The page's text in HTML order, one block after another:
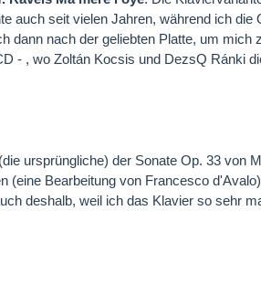
auch seit vielen Jahren, während ich die
dann nach der geliebten Platte, um mich
- , wo Zoltán Kocsis und DezsQ Ránki
ursprüngliche) der Sonate Op. 33 von
Bearbeitung von Francesco
deshalb, weil ich das Klavier so sehr